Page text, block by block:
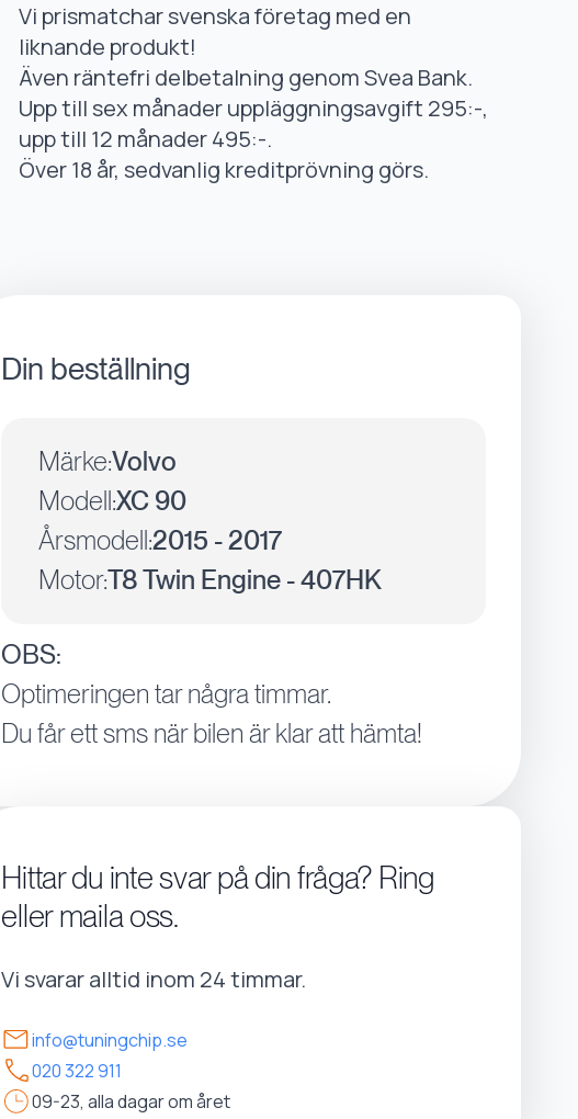
Vi prismatchar svenska företag med en
liknande produkt!
Även räntefri delbetalning genom Svea Bank.
Upp till sex månader uppläggningsavgift 295:-,
upp till 12 månader 495:-.
Över 18 år, sedvanlig kreditprövning görs.
Din beställning
Märke:Volvo
Modell:XC 90
Årsmodell:2015 - 2017
Motor:T8 Twin Engine - 407HK
OBS:
Optimeringen tar några timmar.
Du får ett sms när bilen är klar att hämta!
Hittar du inte svar på din fråga? Ring
eller maila oss.
Vi svarar alltid inom 24 timmar.
info@tuningchip.se
020 322 911
09-23, alla dagar om året